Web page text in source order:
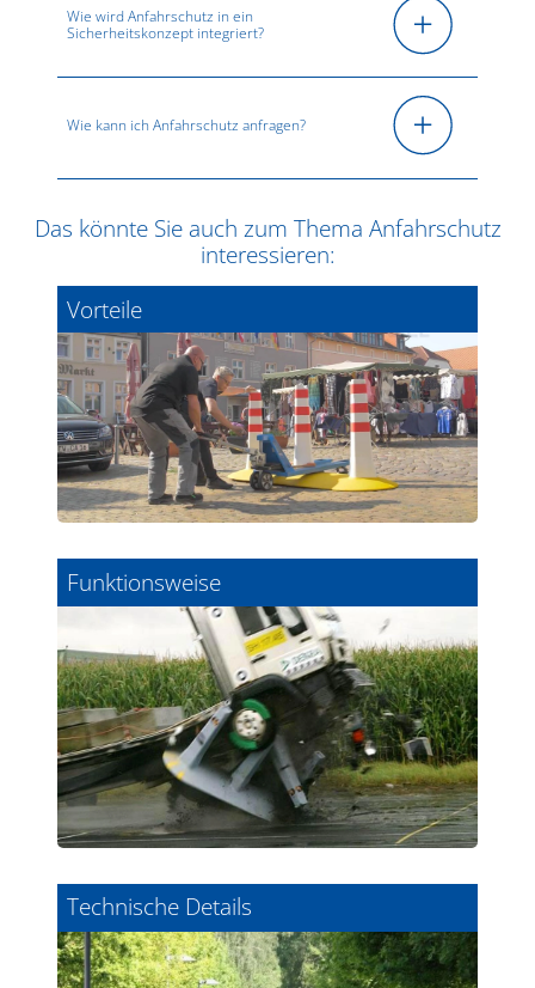
Wie wird Anfahrschutz in ein
Sicherheitskonzept integriert?
Wie kann ich Anfahrschutz anfragen?
Das könnte Sie auch zum Thema Anfahrschutz
interessieren:
Vorteile
Funktionsweise
Technische Details